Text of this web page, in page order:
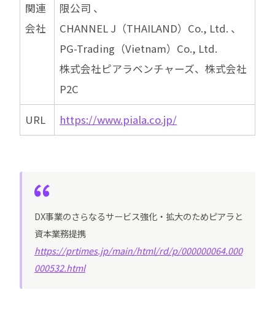
関連
会社
限公司 、
CHANNEL J（THAILAND）Co., Ltd. 、
PG-Trading（Vietnam）Co., Ltd.
株式会社ピアラベンチャーズ、株式会社
P2C
URL https://www.piala.co.jp/
DX事業のさらなるサービス強化・拡大のためピアラと
資本業務提携
https://prtimes.jp/main/html/rd/p/000000064.000
000532.html